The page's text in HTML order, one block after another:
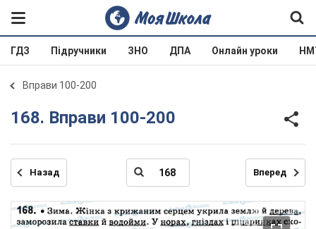
ГДЗ Підручники ЗНО ДПА Онлайн уроки
Вправи 100-200
168. Вправи 100-200
Назад Вперед